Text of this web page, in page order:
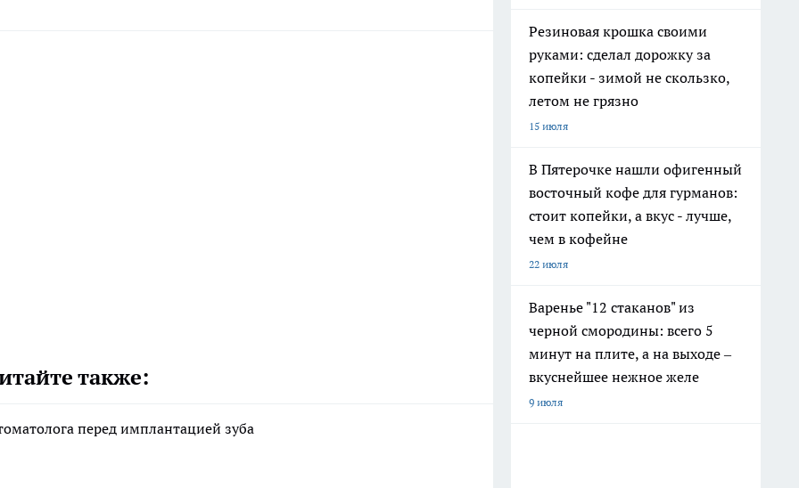
также:
перед имплантацией зуба
Резиновая крошка своими
руками: сделал дорожку за
копейки - зимой не скользко,
летом не грязно
15 июля
В Пятерочке нашли офигенный
восточный кофе для гурманов:
стоит копейки, а вкус - лучше,
чем в кофейне
22 июля
Варенье "12 стаканов" из
черной смородины: всего 5
минут на плите, а на выходе –
вкуснейшее нежное желе
9 июля